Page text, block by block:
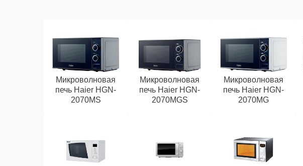
Микроволновая
печь Haier HGN-
2070MS
Микроволновая
печь Haier HGN-
2070MGS
Микроволновая
печь Haier HGN-
2070MG